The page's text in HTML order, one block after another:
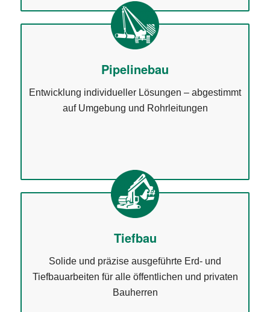
Pipelinebau
Entwicklung individueller Lösungen – abgestimmt
auf Umgebung und Rohrleitungen
Tiefbau
Solide und präzise ausgeführte Erd- und
Tiefbauarbeiten für alle öffentlichen und privaten
Bauherren